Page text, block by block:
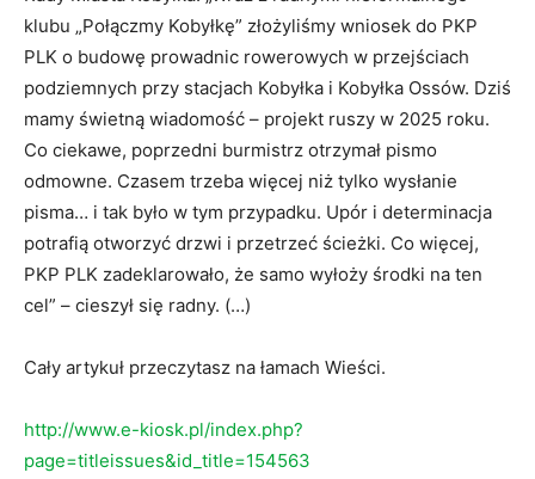
klubu „Połączmy Kobyłkę” złożyliśmy wniosek do PKP
PLK o budowę prowadnic rowerowych w przejściach
podziemnych przy stacjach Kobyłka i Kobyłka Ossów. Dziś
mamy świetną wiadomość – projekt ruszy w 2025 roku.
Co ciekawe, poprzedni burmistrz otrzymał pismo
odmowne. Czasem trzeba więcej niż tylko wysłanie
pisma… i tak było w tym przypadku. Upór i determinacja
potrafią otworzyć drzwi i przetrzeć ścieżki. Co więcej,
PKP PLK zadeklarowało, że samo wyłoży środki na ten
cel” – cieszył się radny. (…)
Cały artykuł przeczytasz na łamach Wieści.
http://www.e-kiosk.pl/index.php?
page=titleissues&id_title=154563